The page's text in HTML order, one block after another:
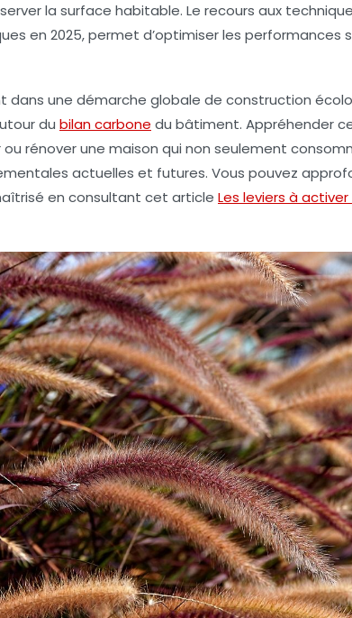
la surface habitable. Le recours aux
en 2025, permet d’optimiser les performances
dans une démarche globale de construction
du bilan carbone du bâtiment. Appréhender
rénover une maison qui non seulement
actuelles et futures. Vous pouvez
en consultant cet article Les leviers à